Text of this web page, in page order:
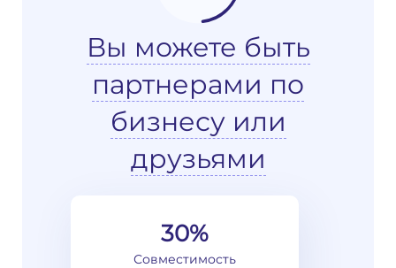
Вы можете быть
партнерами по
бизнесу или
друзьями
30%
Совместимость